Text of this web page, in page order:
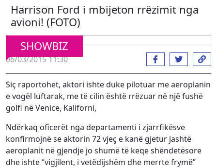
Harrison Ford i mbijeton rrëzimit nga
avioni! (FOTO)
SHOWBIZ
06/03/2015 11:30
Siç raportohet, aktori ishte duke pilotuar me aeroplanin
e vogël luftarak, me të cilin është rrëzuar në një fushë
golfi në Venice, Kaliforni,
Ndërkaq oficerët nga departamenti i zjarrfikësve
konfirmojnë se aktorin 72 vjeç e kanë gjetur jashtë
aeroplanit në gjendje jo shumë të keqe shëndetësore
dhe ishte “vigjilent, i vetëdijshëm dhe merrte frymë”